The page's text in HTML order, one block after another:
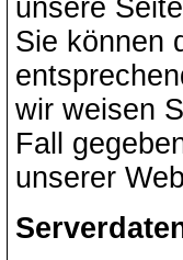
unsere
Sie können
wir weisen
Fall
unserer